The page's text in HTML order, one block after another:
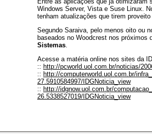
Windows Server, Vista e Suse Linux.
tenham atualizações que tirem
Segundo Saraiva, pelo menos oito ou
baseados no Woodcrest nos
Sistemas.
Acesse a matéria online nos sites da
:: http://pcworld.uol.com.br/noticias/
:: http://computerworld.uol.com.br/
27.5910584997/IDGNoticia_view
:: http://idgnow.uol.com.br/
26.5338527019/IDGNoticia_view